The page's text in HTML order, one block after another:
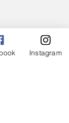
für dich
Instagram